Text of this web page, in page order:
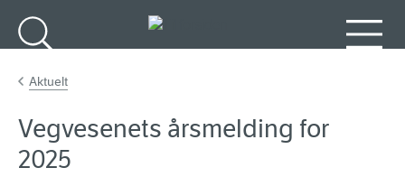
Aktuelt
Vegvesenets årsmelding for
2025